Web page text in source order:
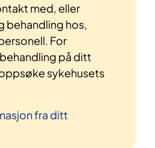
med, eller
behandling hos,
For
på ditt
sykehusets
fra ditt